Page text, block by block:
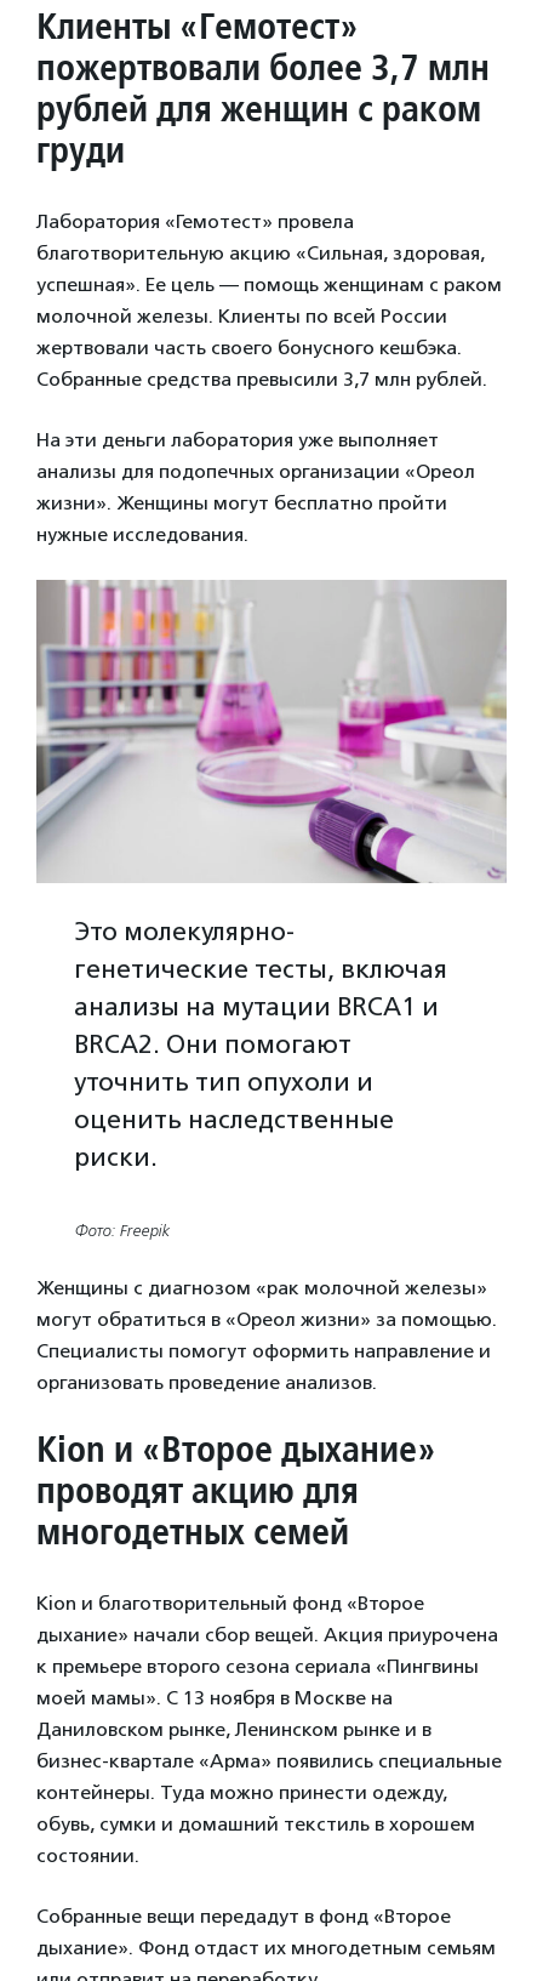
Клиенты «Гемотест»
пожертвовали более 3,7 млн
рублей для женщин с раком
груди
Лаборатория «Гемотест» провела
благотворительную акцию «Сильная, здоровая,
успешная». Ее цель — помощь женщинам с раком
молочной железы. Клиенты по всей России
жертвовали часть своего бонусного кешбэка.
Собранные средства превысили 3,7 млн рублей.
На эти деньги лаборатория уже выполняет
анализы для подопечных организации «Ореол
жизни». Женщины могут бесплатно пройти
нужные исследования.
Это молекулярно-
генетические тесты, включая
анализы на мутации BRCA1 и
BRCA2. Они помогают
уточнить тип опухоли и
оценить наследственные
риски.
Фото: Freepik
Женщины с диагнозом «рак молочной железы»
могут обратиться в «Ореол жизни» за помощью.
Специалисты помогут оформить направление и
организовать проведение анализов.
Kion и «Второе дыхание»
проводят акцию для
многодетных семей
Kion и благотворительный фонд «Второе
дыхание» начали сбор вещей. Акция приурочена
к премьере второго сезона сериала «Пингвины
моей мамы». С 13 ноября в Москве на
Даниловском рынке, Ленинском рынке и в
бизнес-квартале «Арма» появились специальные
контейнеры. Туда можно принести одежду,
обувь, сумки и домашний текстиль в хорошем
состоянии.
Собранные вещи передадут в фонд «Второе
дыхание». Фонд отдаст их многодетным семьям